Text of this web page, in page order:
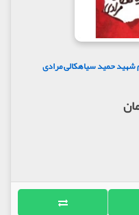
حمید سیاهکالی مرادی